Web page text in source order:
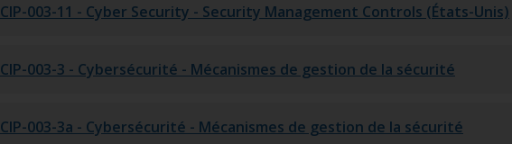
CIP-003-11 - Cyber Security - Security Management Controls (États-Unis)
CIP-003-3 - Cybersécurité - Mécanismes de gestion de la sécurité
CIP-003-3a - Cybersécurité - Mécanismes de gestion de la sécurité